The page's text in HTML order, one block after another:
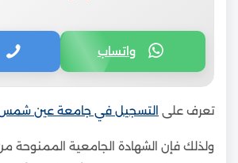
واتساب
تعرف على التسجيل في جامعة عين
ولذلك فإن الشهادة الجامعية الممنوحة